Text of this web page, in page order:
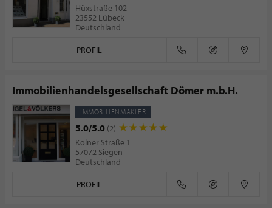
Hüxstraße 102
23552 Lübeck
Deutschland
PROFIL
Immobilienhandelsgesellschaft Dömer m.b.H.
IMMOBILIENMAKLER
5.0/5.0 (2)
Kölner Straße 1
57072 Siegen
Deutschland
PROFIL